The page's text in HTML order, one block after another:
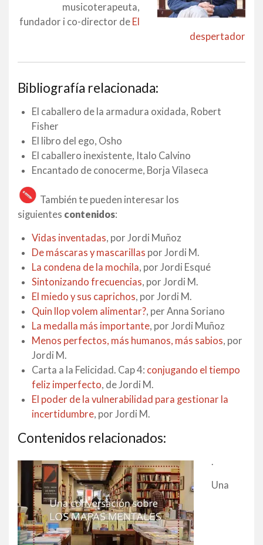
musicoterapeuta,
fundador i co-director de El
despertador
Bibliografía relacionada:
El caballero de la armadura oxidada, Robert
Fisher
El libro del ego, Osho
El caballero inexistente, Italo Calvino
Encantado de conocerme, Borja Vilaseca
También te pueden interesar los
siguientes contenidos:
Vidas inventadas, por Jordi Muñoz
De máscaras y mascarillas por Jordi M.
La condena de la mochila, por Jordi Esqué
Sintonizando frecuencias, por Jordi M.
El miedo y sus caprichos, por Jordi M.
Quin llop volem alimentar?, per Anna Soriano
La medalla más importante, por Jordi Muñoz
Menos perfectos, más humanos, más sabios, por
Jordi M.
Carta a la Felicidad. Cap 4: conjugando el tiempo
feliz imperfecto, de Jordi M.
El poder de la vulnerabilidad para gestionar la
incertidumbre, por Jordi M.
Contenidos relacionados:
.
Una